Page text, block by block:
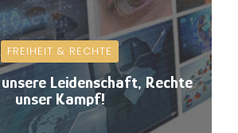
FREIHEIT & RECHTE
Leidenschaft, Rechte
unser Kampf!